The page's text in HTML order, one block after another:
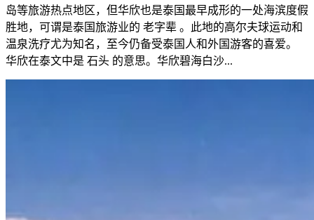
岛等旅游热点地区，但华欣也是泰国最早成形的一处海滨度假
胜地，可谓是泰国旅游业的 老字辈 。此地的高尔夫球运动和
温泉洗疗尤为知名，至今仍备受泰国人和外国游客的喜爱。
华欣在泰文中是 石头 的意思。华欣碧海白沙...